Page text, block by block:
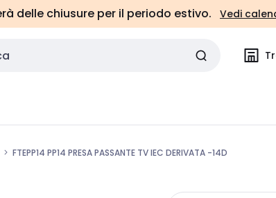
delle chiusure per il periodo estivo. Vedi
FTEPP14 PP14 PRESA PASSANTE TV IEC DERIVATA -14D